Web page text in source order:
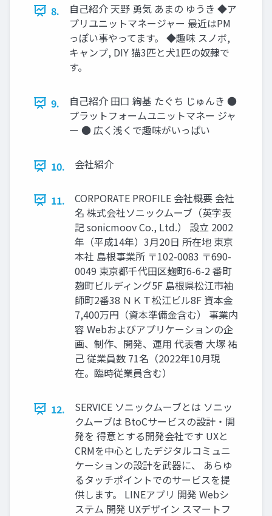
8.
自己紹介 天野 勇気 あまの ゆうき ◆ア
プリユニットマネージャー 最近はPM
っぽい事やってます。 ◆趣味 スノボ,
キャンプ, DIY 猫3匹と犬1匹の奴隷で
す。
9.
自己紹介 田口 絢基 たぐち じゅんき ●
プラットフォームユニットマネー ジャ
ー ● 広く浅くで趣味がいっぱい
10. 会社紹介
11.
CORPORATE PROFILE 会社概要 会社
名 株式会社ソニックムーブ（英字表
記 sonicmoov Co., Ltd.） 設立 2002
年（平成14年）3月20日 所在地 東京
本社 島根事業所 〒102-0083 〒690-
0049 東京都千代⽥区麹町6-6-2 番町
麹町ビルディング5F 島根県松江市袖
師町2番38 ＮＫＴ松江ビル8F 資本金
7,400万円（資本準備金含む） 事業内
容 Webおよびアプリケーションの企
画、制作、開発、運用 代表者 大塚 祐
己 従業員数 71名（2022年10月現
在。臨時従業員含む）
12.
SERVICE ソニックムーブとは ソニッ
クムーブは BtoCサービスの設計・開
発を 得意とする開発会社です UXと
CRMを中心としたデジタルコミュニ
ケーションの設計を武器に、 あらゆ
るタッチポイントでのサービスを提
供します。 LINEアプリ 開発 Webシ
ステム 開発 UXデザイン スマートフ